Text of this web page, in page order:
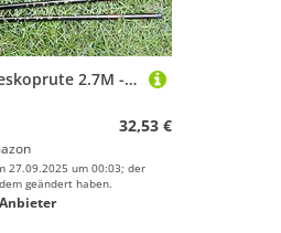
Angelrute Teleskoprute 2.7M - 5.4M Top-Qualität Angelrute Teleskoprute Angelausrüstung Ausrüstung Angeln(5.4m)
32,53 €
27.09.2025 um 00:03; der
geändert haben.